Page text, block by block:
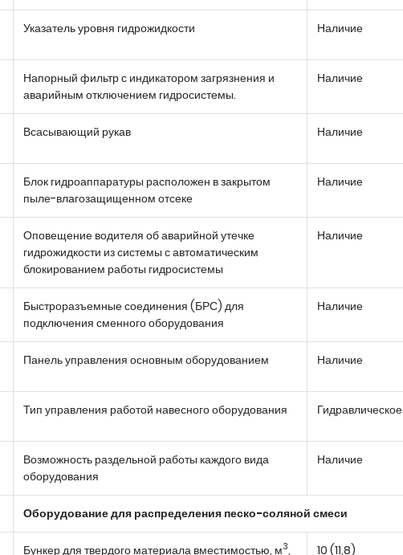
Указатель уровня гидрожидкости Наличие
Напорный фильтр с индикатором загрязнения и
аварийным отключением гидросистемы.
Наличие
Всасывающий рукав Наличие
Блок гидроаппаратуры расположен в закрытом
пыле-влагозащищенном отсеке
Наличие
Оповещение водителя об аварийной утечке
гидрожидкости из системы с автоматическим
блокированием работы гидросистемы
Наличие
Быстроразъемные соединения (БРС) для
подключения сменного оборудования
Наличие
Панель управления основным оборудованием Наличие
Тип управления работой навесного оборудования Гидравлическое
Возможность раздельной работы каждого вида
оборудования
Наличие
Оборудование для распределения песко-соляной смеси
Бункер для твердого материала вместимостью, м3, 10 (11,8)